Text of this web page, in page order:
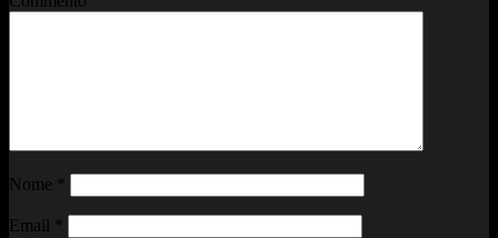
Nome
Email